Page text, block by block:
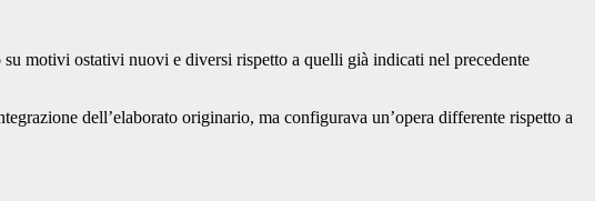
motivi ostativi nuovi e diversi rispetto a quelli già indicati nel precedente
dell’elaborato originario, ma configurava un’opera differente rispetto a